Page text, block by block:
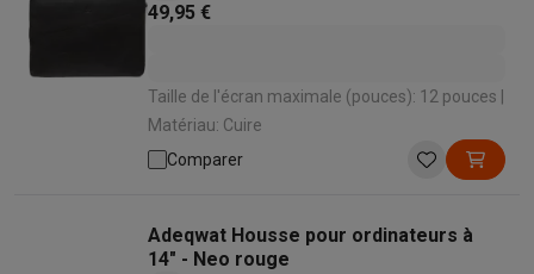
49,95 €
Taille de l'écran maximale (pouces): 12 pouces |
Matériau: Cuire
Comparer
Adeqwat Housse pour ordinateurs à
14" - Neo rouge